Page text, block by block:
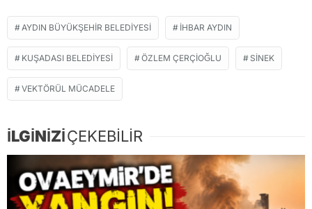
AYDIN BÜYÜKŞEHIR BELEDIYESI IHBAR AYDIN
KUŞADASI BELEDIYESI ÖZLEM ÇERÇIOĞLU SINEK
VEKTÖRÜL MÜCADELE
İLGİNİZİÇEKEBİLİR